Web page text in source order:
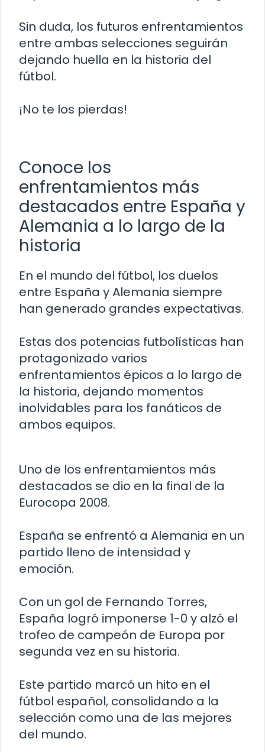
Sin duda, los futuros enfrentamientos
entre ambas selecciones seguirán
dejando huella en la historia del
fútbol.
¡No te los pierdas!
Conoce los
enfrentamientos más
destacados entre España y
Alemania a lo largo de la
historia
En el mundo del fútbol, los duelos
entre España y Alemania siempre
han generado grandes expectativas.
Estas dos potencias futbolísticas han
protagonizado varios
enfrentamientos épicos a lo largo de
la historia, dejando momentos
inolvidables para los fanáticos de
ambos equipos.
Uno de los enfrentamientos más
destacados se dio en la final de la
Eurocopa 2008.
España se enfrentó a Alemania en un
partido lleno de intensidad y
emoción.
Con un gol de Fernando Torres,
España logró imponerse 1-0 y alzó el
trofeo de campeón de Europa por
segunda vez en su historia.
Este partido marcó un hito en el
fútbol español, consolidando a la
selección como una de las mejores
del mundo.